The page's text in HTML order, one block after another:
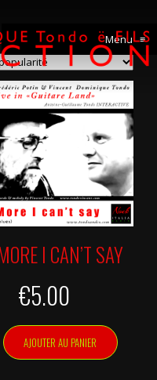
Menu≡
I CAN’T SAY
€5.00
AJOUTER AU PANIER